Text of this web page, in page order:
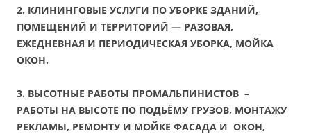
2. КЛИНИНГОВЫЕ УСЛУГИ ПО УБОРКЕ ЗДАНИЙ,
ПОМЕЩЕНИЙ И ТЕРРИТОРИЙ — РАЗОВАЯ,
ЕЖЕДНЕВНАЯ И ПЕРИОДИЧЕСКАЯ УБОРКА, МОЙКА
ОКОН.
3. ВЫСОТНЫЕ РАБОТЫ ПРОМАЛЬПИНИСТОВ –
РАБОТЫ НА ВЫСОТЕ ПО ПОДЬЁМУ ГРУЗОВ, МОНТАЖУ
РЕКЛАМЫ, РЕМОНТУ И МОЙКЕ ФАСАДА И ОКОН,